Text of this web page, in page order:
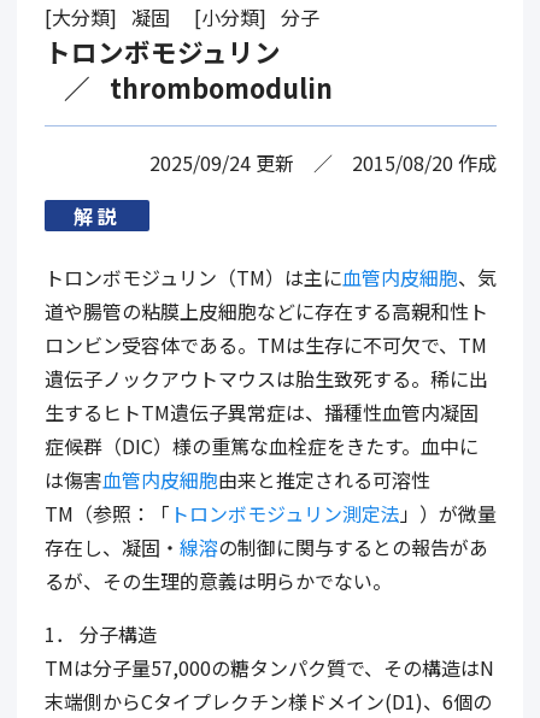
大分類 凝固 小分類 分子
トロンボモジュリン
thrombomodulin
2025/09/24 更新 2015/08/20作成
解説
トロンボモジュリン（TM）は主に血管内皮細胞、気
道や腸管の粘膜上皮細胞などに存在する高親和性ト
ロンビン受容体である。 TMは生存に不可欠で、 TM
遺伝子ノックアウトマウスは胎生致死する。稀に出
生するヒトTM遺伝子異常症は、播種性血管内凝固
症候群（DIC）様の重篤な血栓症をきたす。血中に
は傷害血管内皮細胞由来と推定される可溶性
TM （参照：「 トロンボモジュリン測定法」）が微量
存在し、凝固・ 線溶の制御に関与するとの報告があ
るが、その生理的意義は明らかでない。
1． 分子構造
TMは分子量57,000の糖タンパク質で、その構造はN
末端側からCタイプレクチン様ドメイン(D1)、 6個の